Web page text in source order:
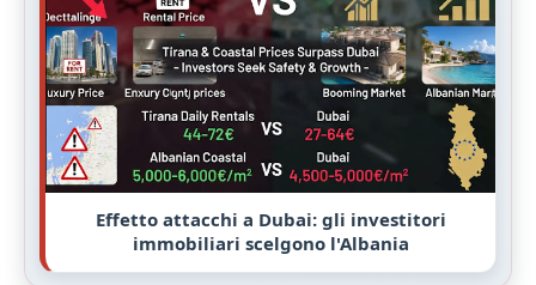
Effetto attacchi a Dubai: gli investitori
immobiliari scelgono l'Albania